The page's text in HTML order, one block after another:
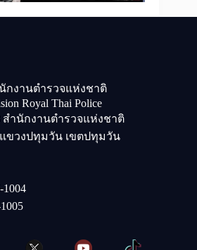
กงานตำรวจแห่งชาติ
Royal Thai Police
สำนักงานตำรวจแห่งชาติ
ขวงปทุมวัน เขตปทุมวัน